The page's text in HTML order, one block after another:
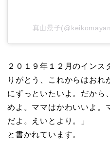
真山景子
２０１９年１２月のインス
りがとう、これからはおれ
にずっといたいよ。だから
めよ。ママはかわいいよ。
だよ。えいとより。」
と書かれています。